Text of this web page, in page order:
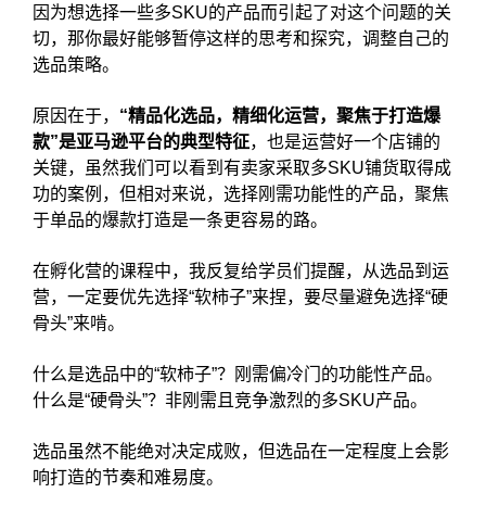
因为想选择一些多SKU的产品而引起了对这个问题的关
切，那你最好能够暂停这样的思考和探究，调整自己的
选品策略。
原因在于， “精品化选品，精细化运营，聚焦于打造爆
款”是亚马逊平台的典型特征，也是运营好一个店铺的
关键，虽然我们可以看到有卖家采取多SKU铺货取得成
功的案例，但相对来说，选择刚需功能性的产品，聚焦
于单品的爆款打造是一条更容易的路。
在孵化营的课程中，我反复给学员们提醒，从选品到运
营，一定要优先选择“软柿子”来捏，要尽量避免选择“硬
骨头”来啃。
什么是选品中的“软柿子”？刚需偏冷门的功能性产品。
什么是“硬骨头”？非刚需且竞争激烈的多SKU产品。
选品虽然不能绝对决定成败，但选品在一定程度上会影
响打造的节奏和难易度。